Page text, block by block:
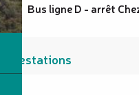
Bus ligne D - arrêt
Prestations